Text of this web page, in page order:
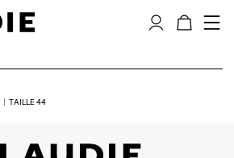
TAILLE 44